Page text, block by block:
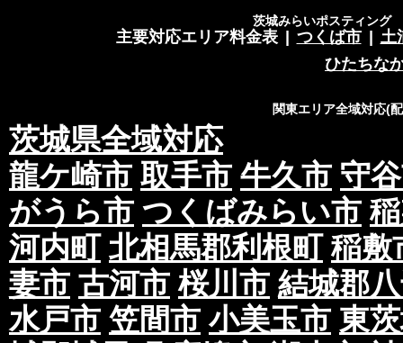
茨城みらいポスティング
主要対応エリア料金表 つくば市
土
ひたちな
関東エリア全域対応(
茨城県全域対応
龍ケ崎市 取手市 牛久市 守
がうら市 つくばみらい市
河内町 北相馬郡利根町 稲敷
妻市 古河市 桜川市 結城郡
水戸市 笠間市 小美玉市 東